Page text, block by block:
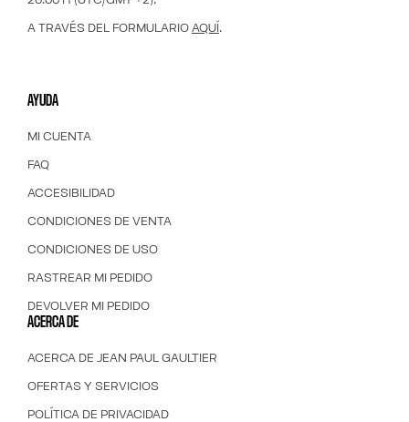
A TRAVÉS DEL FORMULARIO AQUÍ.
AYUDA
MI CUENTA
FAQ
ACCESIBILIDAD
CONDICIONES DE VENTA
CONDICIONES DE USO
RASTREAR MI PEDIDO
DEVOLVER MI PEDIDO
ACERCA DE
ACERCA DE JEAN PAUL GAULTIER
OFERTAS Y SERVICIOS
POLÍTICA DE PRIVACIDAD